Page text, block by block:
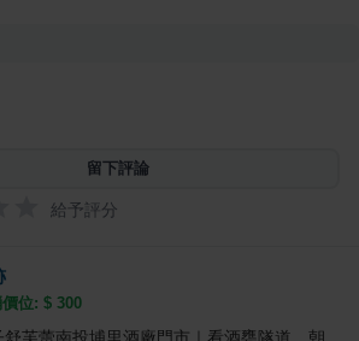
留下評論
給予評分
位: $ 300